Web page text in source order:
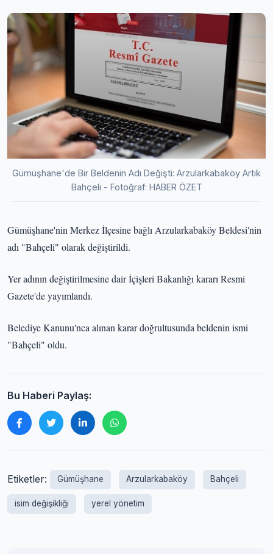
Gümüşhane'de Bir Beldenin Adı Değişti: Arzularkabaköy Artık
Bahçeli - Fotoğraf: HABER ÖZET
Gümüşhane'nin Merkez İlçesine bağlı Arzularkabaköy Beldesi'nin
adı "Bahçeli" olarak değiştirildi.
Yer adının değiştirilmesine dair İçişleri Bakanlığı kararı Resmi
Gazete'de yayımlandı.
Belediye Kanunu'nca alınan karar doğrultusunda beldenin ismi
"Bahçeli" oldu.
Bu Haberi Paylaş:
Etiketler: Gümüşhane Arzularkabaköy Bahçeli
isim değişikliği yerel yönetim